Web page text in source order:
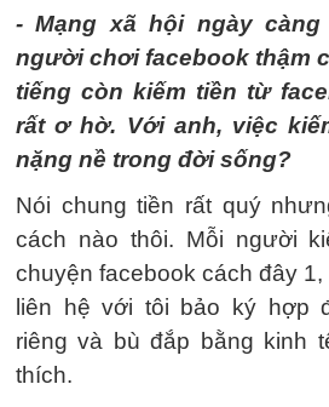
- Mạng xã hội ngày càng
người chơi facebook thậm
tiếng còn kiếm tiền từ
rất ơ hờ. Với anh, việc
nặng nề trong đời sống?
Nói chung tiền rất quý
cách nào thôi. Mỗi người
chuyện facebook cách đây
liên hệ với tôi bảo ký hợp
riêng và bù đắp bằng kinh
thích.